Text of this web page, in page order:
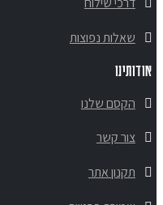
שאלות נפוצות
אודותינו
הקסם שלנו
צור קשר
תקנון אתר